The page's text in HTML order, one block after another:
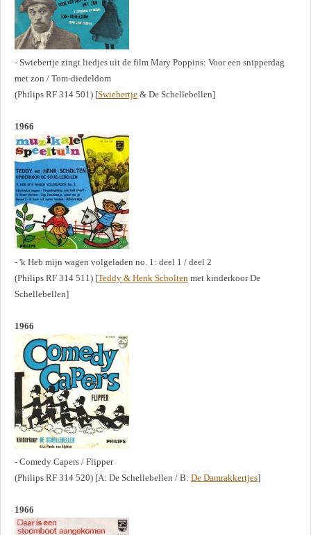
- Swiebertje zingt liedjes uit de film Mary Poppins: Voor een snipperdag
met zon / Tom-diedeldom
(Philips RF 314 501) [Swiebertje & De Schellebellen]
1966
- 'k Heb mijn wagen volgeladen no. 1: deel 1 / deel 2
(Philips RF 314 511) [Teddy & Henk Scholten met kinderkoor De
Schellebellen]
1966
- Comedy Capers / Flipper
(Philips RF 314 520) [A: De Schellebellen / B: De Damrakkertjes]
1966